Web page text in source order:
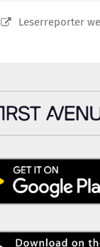
Leserreporter